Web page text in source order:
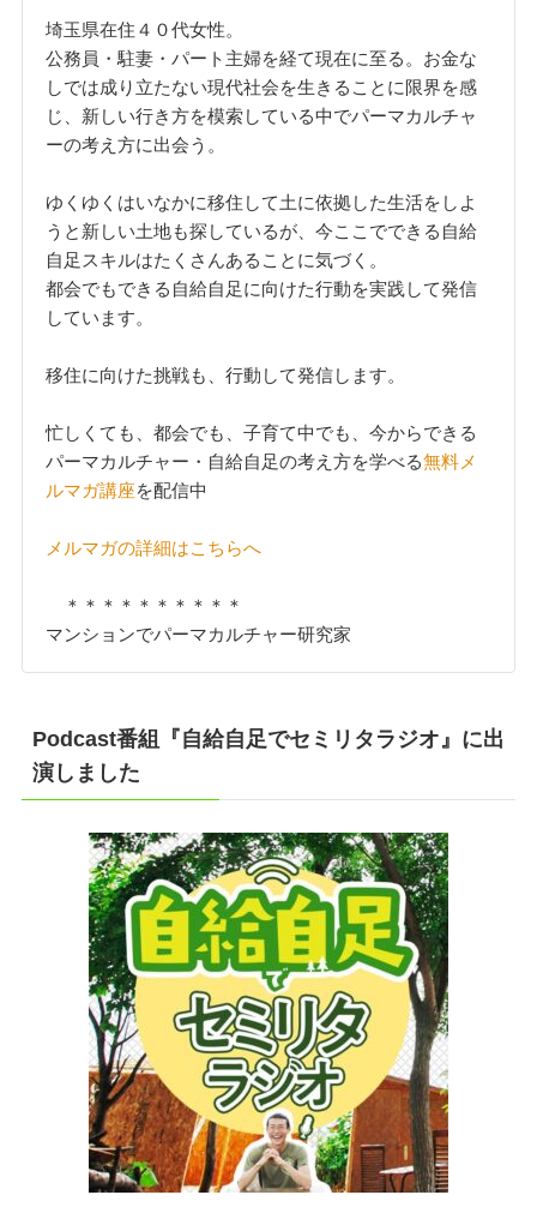
埼玉県在住４０代女性。
公務員・駐妻・パート主婦を経て現在に至る。お金な
しでは成り立たない現代社会を生きることに限界を感
じ、新しい行き方を模索している中でパーマカルチャ
ーの考え方に出会う。
ゆくゆくはいなかに移住して土に依拠した生活をしよ
うと新しい土地も探しているが、今ここでできる自給
自足スキルはたくさんあることに気づく。
都会でもできる自給自足に向けた行動を実践して発信
しています。
移住に向けた挑戦も、行動して発信します。
忙しくても、都会でも、子育て中でも、今からできる
パーマカルチャー・自給自足の考え方を学べる無料メ
ルマガ講座を配信中
メルマガの詳細はこちらへ
＊＊＊＊＊＊＊＊＊＊
マンションでパーマカルチャー研究家
Podcast番組『自給自足でセミリタラジオ』に出
演しました